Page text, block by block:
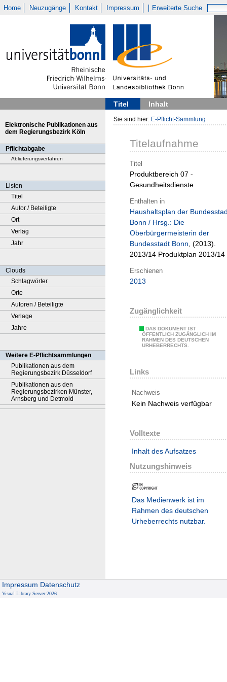
Home Neuzugänge Kontakt Impressum Erweiterte Suche
Titel Inhalt
Elektronische Publikationen aus
dem Regierungsbezirk Köln
Pflichtabgabe
Ablieferungsverfahren
Listen
Titel
Autor / Beteiligte
Ort
Verlag
Jahr
Clouds
Schlagwörter
Orte
Autoren / Beteiligte
Verlage
Jahre
Weitere E-Pflichtsammlungen
Publikationen aus dem
Regierungsbezirk Düsseldorf
Publikationen aus den
Regierungsbezirken Münster,
Arnsberg und Detmold
Sie sind hier: E-Pflicht-Sammlung
Titelaufnahme
Titel
Produktbereich 07 -
Gesundheitsdienste
Enthalten in
Haushaltsplan der
Bonn / Hrsg.: Die
Oberbürgermeisterin der
Bundesstadt Bonn, (2013).
2013/14 Produktplan 2013/14
Erschienen
2013
Zugänglichkeit
DAS DOKUMENT IST
ÖFFENTLICH ZUGÄNGLICH IM
RAHMEN DES DEUTSCHEN
URHEBERRECHTS.
Links
Nachweis
Kein Nachweis verfügbar
Volltexte
Inhalt des Aufsatzes
Nutzungshinweis
Das Medienwerk ist im
Rahmen des deutschen
Urheberrechts nutzbar.
Impressum Datenschutz
Visual Library Server 2026